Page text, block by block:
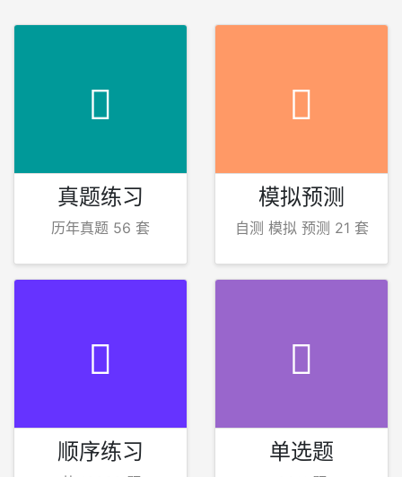
真题练习
历年真题 56 套
模拟预测
自测 模拟 预测 21 套
顺序练习 单选题